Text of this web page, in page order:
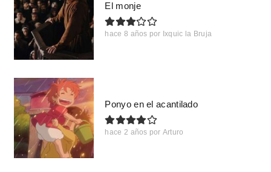
El monje
hace 8 años por Ixquic la Bruja
Ponyo en el acantilado
hace 2 años por Arturo